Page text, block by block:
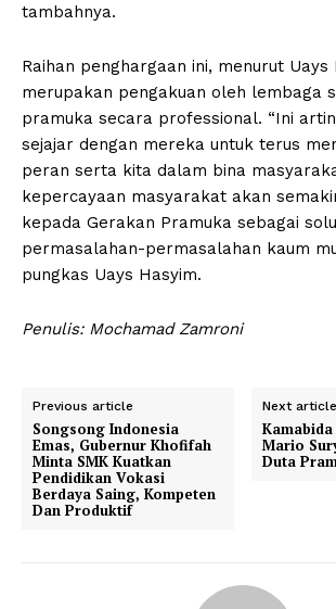
tambahnya.
Raihan penghargaan ini, menurut Uays
merupakan pengakuan oleh lembaga
pramuka secara professional. “Ini
sejajar dengan mereka untuk terus
peran serta kita dalam bina
kepercayaan masyarakat akan
kepada Gerakan Pramuka sebagai
permasalahan-permasalahan kaum
pungkas Uays Hasyim.
Penulis: Mochamad Zamroni
Previous article
Songsong Indonesia
Emas, Gubernur Khofifah
Minta SMK Kuatkan
Pendidikan Vokasi
Berdaya Saing, Kompeten
Dan Produktif
Next article
Mario
Duta